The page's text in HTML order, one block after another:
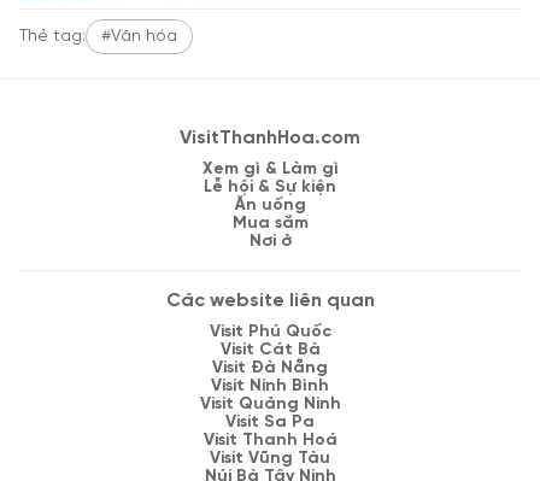
Thẻ tag: #Văn hóa
VisitThanhHoa.com
Xem gì & Làm gì
Lễ hội & Sự kiện
Ăn uống
Mua sắm
Nơi ở
Các website liên quan
Visit Phú Quốc
Visit Cát Bà
Visit Đà Nẵng
Visit Ninh Bình
Visit Quảng Ninh
Visit Sa Pa
Visit Thanh Hoá
Visit Vũng Tàu
Núi Bà Tây Ninh